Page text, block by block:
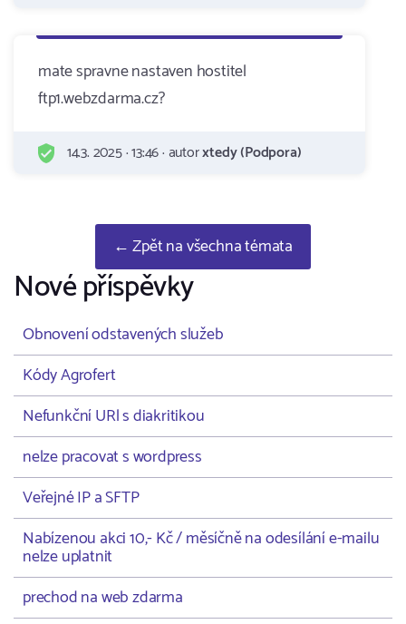
mate spravne nastaven hostitel
ftp1.webzdarma.cz?
14.3. 2025 · 13:46 · autorxtedy (Podpora)
← Zpět na všechna témata
Nové příspěvky
Obnovení odstavených služeb
Kódy Agrofert
Nefunkční URl s diakritikou
nelze pracovat s wordpress
Veřejné IP a SFTP
Nabízenou akci 10,- Kč / měsíčně na odesílání e-mailu
nelze uplatnit
prechod na web zdarma